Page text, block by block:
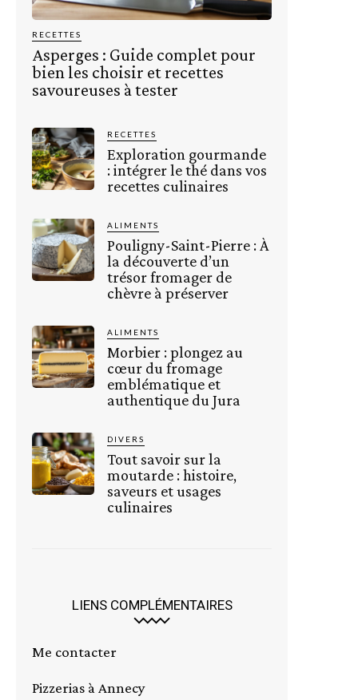
RECETTES
Asperges : Guide complet pour
bien les choisir et recettes
savoureuses à tester
RECETTES
Exploration gourmande
: intégrer le thé dans vos
recettes culinaires
ALIMENTS
Pouligny-Saint-Pierre : À
la découverte d’un
trésor fromager de
chèvre à préserver
ALIMENTS
Morbier : plongez au
cœur du fromage
emblématique et
authentique du Jura
DIVERS
Tout savoir sur la
moutarde : histoire,
saveurs et usages
culinaires
LIENS COMPLÉMENTAIRES
Me contacter
Pizzerias à Annecy